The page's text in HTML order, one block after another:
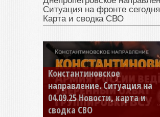
Ситуация на фронте
Карта и сводка СВО
Константиновское
направление. Ситуация на
04.09.25 Новости, карта и
сводка СВО